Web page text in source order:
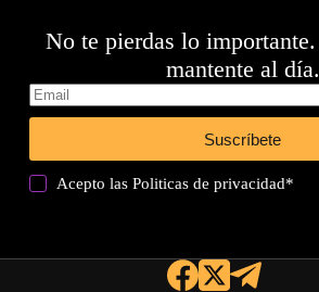
No te pierdas lo
mantente al día.
Suscríbete
Acepto lasPoliticas de privacidad*